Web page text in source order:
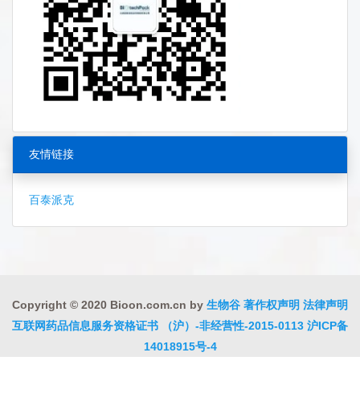
友情链接
百泰派克
Copyright © 2020 Bioon.com.cn by 生物谷 著作权声明 法律声明
互联网药品信息服务资格证书 （沪）-非经营性-2015-0113 沪ICP备
14018915号-4